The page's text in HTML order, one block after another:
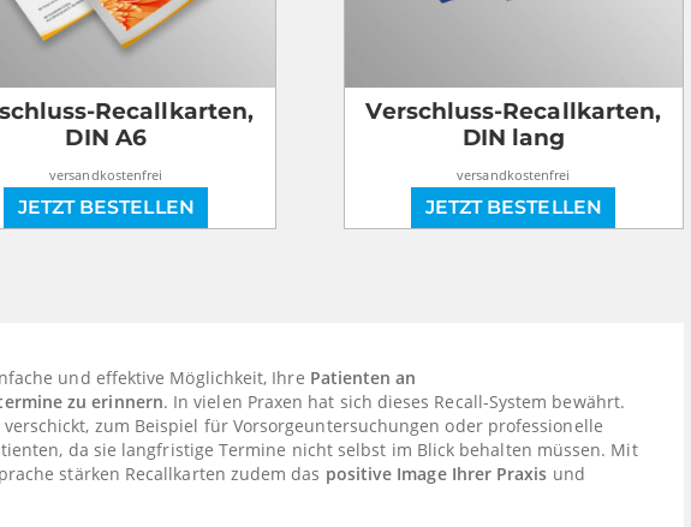
Recallkarten,
DIN A6
versandkostenfrei
JETZT BESTELLEN
Verschluss-Recallkarten,
DIN lang
versandkostenfrei
JETZT BESTELLEN
und effektive Möglichkeit, Ihre Patienten an
zu erinnern. In vielen Praxen hat sich dieses Recall-System bewährt.
verschickt, zum Beispiel für Vorsorgeuntersuchungen oder professionelle
da sie langfristige Termine nicht selbst im Blick behalten müssen. Mit
stärken Recallkarten zudem das positive Image Ihrer Praxis und